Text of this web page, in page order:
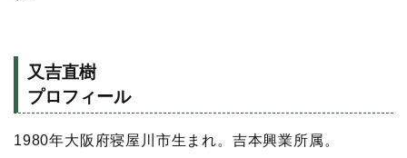
又吉直樹
プロフィール
1980年大阪府寝屋川市生まれ。吉本興業所属。